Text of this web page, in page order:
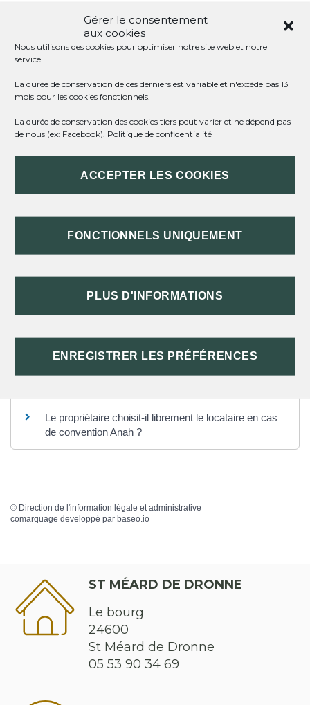
Gérer le consentement
aux cookies
Nous utilisons des cookies pour optimiser notre site web et notre
service.
La durée de conservation de ces derniers est variable et n'excède pas 13
mois pour les cookies fonctionnels.
La durée de conservation des cookies tiers peut varier et ne dépend pas
de nous (ex: Facebook). Politique de confidentialité
ACCEPTER LES COOKIES
FONCTIONNELS UNIQUEMENT
PLUS D'INFORMATIONS
ENREGISTRER LES PRÉFÉRENCES
(Première ministre)
Cela dépend notamment de la convention que vous avez signée
avec l'<a href="https://st-meard-de-dronne.fr/infos-et-
CONVENTION À LOYER TRÈS SOCIAL
CONVENTION À LOYER INTERMÉDIAIRE
Le propriétaire choisit-il librement le locataire en cas
de convention Anah ?
© Direction de l'information légale et administrative
comarquage developpé par baseo.io
ST MÉARD DE DRONNE
Le bourg
24600
St Méard de Dronne
05 53 90 34 69